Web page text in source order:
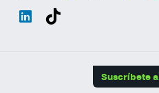
Suscríbete a